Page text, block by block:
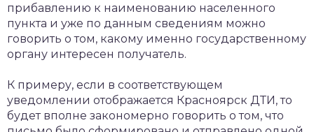
прибавлению к наименованию населенного
пункта и уже по данным сведениям можно
говорить о том, какому именно государственному
органу интересен получатель.
К примеру, если в соответствующем
уведомлении отображается Красноярск ДТИ, то
будет вполне закономерно говорить о том, что